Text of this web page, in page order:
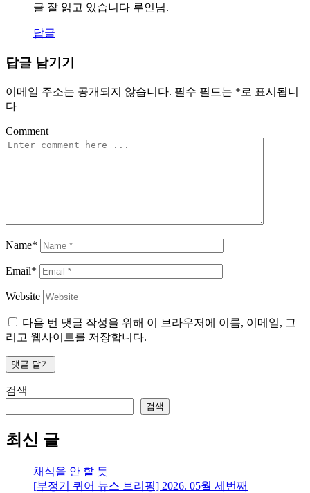
글 잘 읽고 있습니다 루인님.
답글
답글 남기기
이메일 주소는 공개되지 않습니다. 필수 필드는 *로 표시됩니
다
Comment
Name*
Email*
Website
다음 번 댓글 작성을 위해 이 브라우저에 이름, 이메일, 그
리고 웹사이트를 저장합니다.
검색
검색
최신 글
채식을 안 할 듯
[부정기 퀴어 뉴스 브리핑] 2026. 05월 세번째